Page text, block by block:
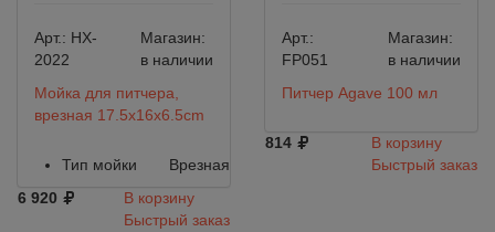
Арт.: HX-
2022
Магазин:
в наличии
Мойка для питчера,
врезная 17.5x16x6.5cm
Тип мойки
Врезная
6 920
В корзину
Быстрый заказ
Арт.:
FP051
Магазин:
в наличии
Питчер Agave 100 мл
814
В корзину
Быстрый заказ